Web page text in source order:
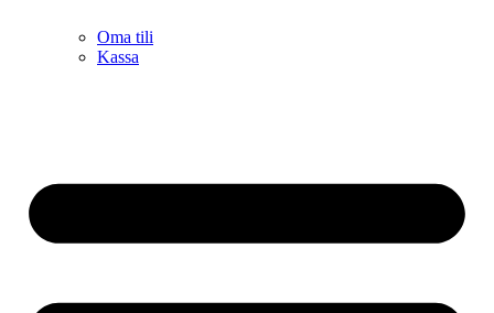
Oma tili
Kassa